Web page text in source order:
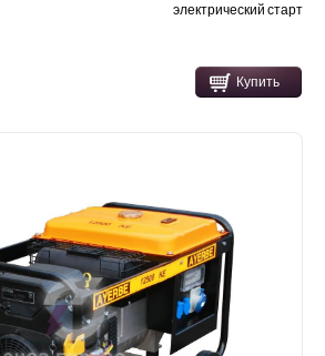
электрический старт
Купить